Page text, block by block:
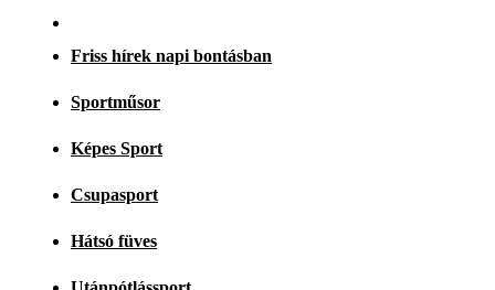
Friss hírek napi bontásban
Sportműsor
Képes Sport
Csupasport
Hátsó füves